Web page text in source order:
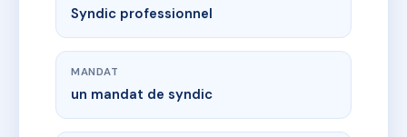
Syndic professionnel
MANDAT
un mandat de syndic